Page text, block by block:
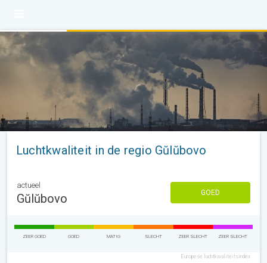
Luchtkwaliteit in de regio Gŭlŭbovo
actueel
Gŭlŭbovo GOED
ZEER GOED GOED MATIG SLECHT ZEER SLECHT ZEER SLECHT
Europese luchtkwaliteitsindex